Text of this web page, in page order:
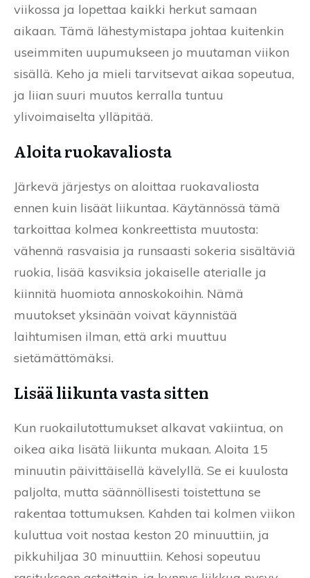
viikossa ja lopettaa kaikki herkut samaan
aikaan. Tämä lähestymistapa johtaa kuitenkin
useimmiten uupumukseen jo muutaman viikon
sisällä. Keho ja mieli tarvitsevat aikaa sopeutua,
ja liian suuri muutos kerralla tuntuu
ylivoimaiselta ylläpitää.
Aloita ruokavaliosta
Järkevä järjestys on aloittaa ruokavaliosta
ennen kuin lisäät liikuntaa. Käytännössä tämä
tarkoittaa kolmea konkreettista muutosta:
vähennä rasvaisia ja runsaasti sokeria sisältäviä
ruokia, lisää kasviksia jokaiselle aterialle ja
kiinnitä huomiota annoskokoihin. Nämä
muutokset yksinään voivat käynnistää
laihtumisen ilman, että arki muuttuu
sietämättömäksi.
Lisää liikunta vasta sitten
Kun ruokailutottumukset alkavat vakiintua, on
oikea aika lisätä liikunta mukaan. Aloita 15
minuutin päivittäisellä kävelyllä. Se ei kuulosta
paljolta, mutta säännöllisesti toistettuna se
rakentaa tottumuksen. Kahden tai kolmen viikon
kuluttua voit nostaa keston 20 minuuttiin, ja
pikkuhiljaa 30 minuuttiin. Kehosi sopeutuu